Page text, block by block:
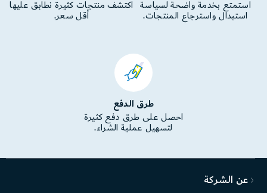
استمتع بخدمة واضحة لسياسة
استبدال واسترجاع المنتجات.
اكتشف منتجات كثيرة نطابق عليها
أقل سعر.
طرق الدفع
احصل على طرق دفع كثيرة
لتسهيل عملية الشراء.
عن الشركة